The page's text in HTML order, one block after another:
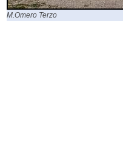
M.Omero Terzo